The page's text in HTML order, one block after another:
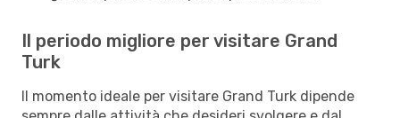
Il periodo migliore per visitare Grand
Turk
Il momento ideale per visitare Grand Turk dipende